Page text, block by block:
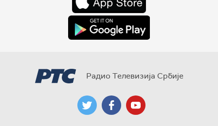
Радио Телевизија Србије